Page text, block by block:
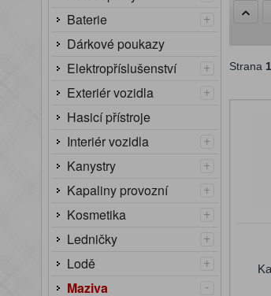
Baterie
+
Dárkové poukazy
Elektropříslušenství
+
Exteriér vozidla
+
Hasicí přístroje
Interiér vozidla
+
Kanystry
+
Kapaliny provozní
+
Kosmetika
+
Ledničky
+
Lodě
+
Maziva
-
Strana 1